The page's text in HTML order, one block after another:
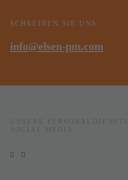
SCHREIBEN SIE UNS
info@elsen-pm.com